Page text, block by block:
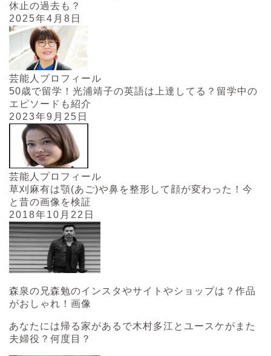
休止の過去も？
2025年4月8日
芸能人プロフィール
50歳で留学！光浦靖子の英語は上達してる？留学中の
エピソードも紹介
2023年9月25日
芸能人プロフィール
草刈麻有は顎(あご)や鼻を整形して顔が変わった！今
と昔の画像を検証
2018年10月22日
森泉の兄森勉のインスタやサイトやショップは？作品
がおしゃれ！画像
あなたには帰る家があるで木村多江とユースケがまた
夫婦役？何度目？